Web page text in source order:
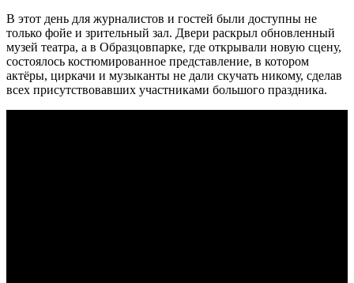
В этот день для журналистов и гостей были доступны не
только фойе и зрительный зал. Двери раскрыл обновленный
музей театра, а в Образцовпарке, где открывали новую сцену,
состоялось костюмированное представление, в котором
актёры, циркачи и музыканты не дали скучать никому, сделав
всех присутствовавших участниками большого праздника.